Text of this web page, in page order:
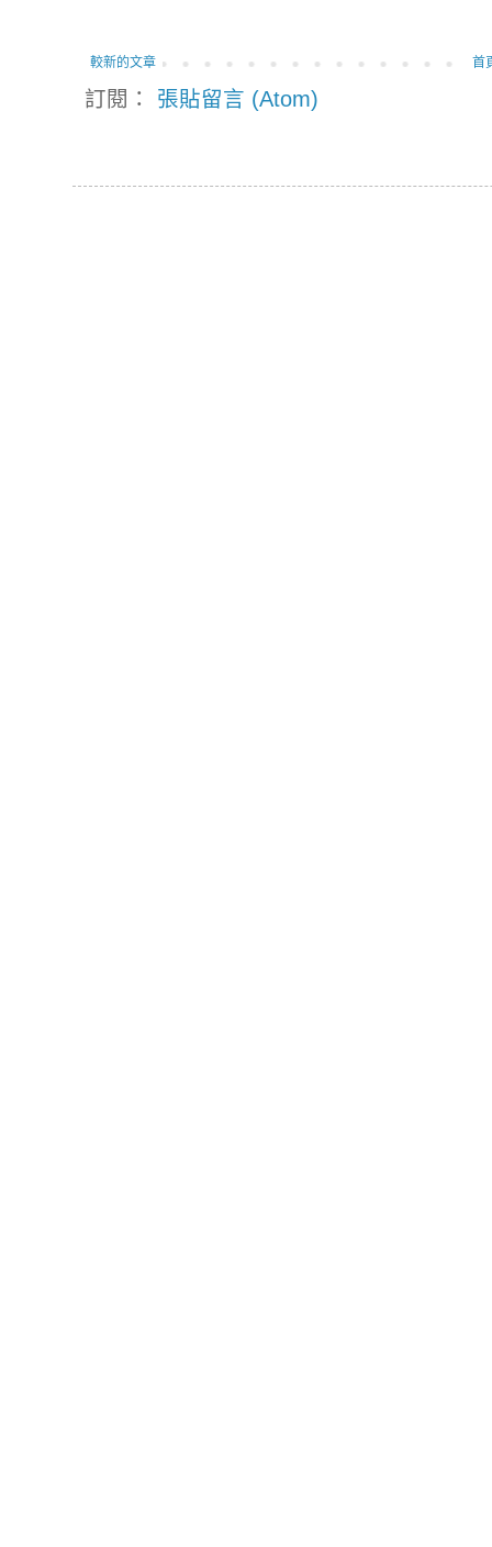
較新的文章 首
訂閱： 張貼留言 (Atom)